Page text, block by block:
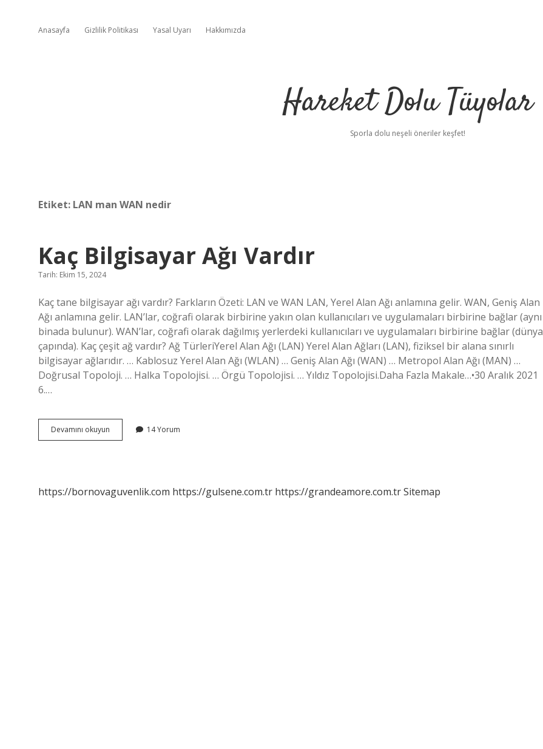
Anasayfa Gizlilik Politikası Yasal Uyarı Hakkımızda
Hareket Dolu Tüyolar
Sporla dolu neşeli öneriler keşfet!
Etiket: LAN man WAN nedir
Kaç Bilgisayar Ağı Vardır
Tarih: Ekim 15, 2024
Kaç tane bilgisayar ağı vardır? Farkların Özeti: LAN ve WAN LAN, Yerel Alan Ağı anlamına gelir. WAN, Geniş Alan
Ağı anlamına gelir. LAN’lar, coğrafi olarak birbirine yakın olan kullanıcıları ve uygulamaları birbirine bağlar (aynı
binada bulunur). WAN’lar, coğrafi olarak dağılmış yerlerdeki kullanıcıları ve uygulamaları birbirine bağlar (dünya
çapında). Kaç çeşit ağ vardır? Ağ TürleriYerel Alan Ağı (LAN) Yerel Alan Ağları (LAN), fiziksel bir alana sınırlı
bilgisayar ağlarıdır. … Kablosuz Yerel Alan Ağı (WLAN) … Geniş Alan Ağı (WAN) … Metropol Alan Ağı (MAN) …
Doğrusal Topoloji. … Halka Topolojisi. … Örgü Topolojisi. … Yıldız Topolojisi.Daha Fazla Makale…•30 Aralık 2021
6.…
Devamını okuyun
Bilgisayar
14 Yorum
https://bornovaguvenlik.com https://gulsene.com.tr https://grandeamore.com.trSitemap